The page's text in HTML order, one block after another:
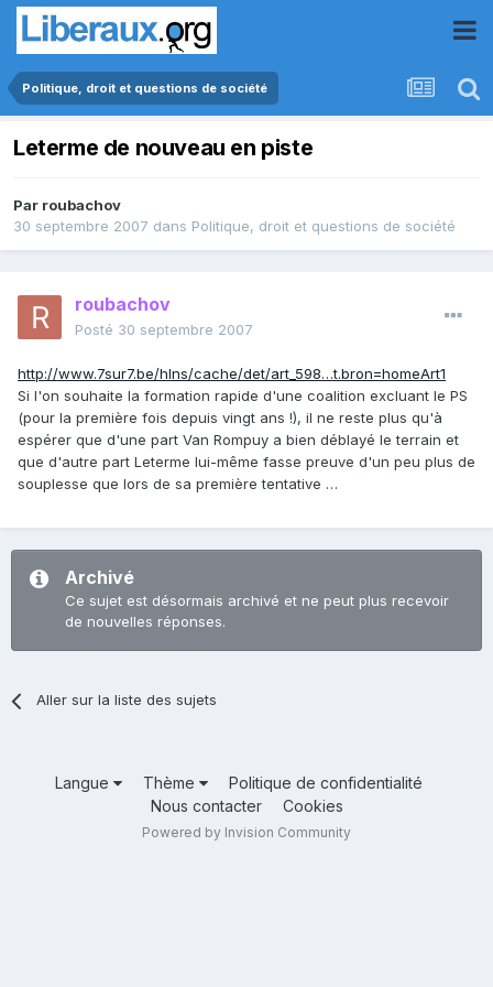
Politique, droit et questions de société
Leterme de nouveau en piste
Par roubachov
30 septembre 2007 dans Politique, droit et questions de société
roubachov
Posté 30 septembre 2007
http://www.7sur7.be/hlns/cache/det/art_598…t.bron=homeArt1
Si l'on souhaite la formation rapide d'une coalition excluant le PS
(pour la première fois depuis vingt ans !), il ne reste plus qu'à
espérer que d'une part Van Rompuy a bien déblayé le terrain et
que d'autre part Leterme lui-même fasse preuve d'un peu plus de
souplesse que lors de sa première tentative …
Archivé
Ce sujet est désormais archivé et ne peut plus recevoir
de nouvelles réponses.
Aller sur la liste des sujets
Langue Thème
Politique de confidentialité
Nous contacter
Cookies
Powered by Invision Community